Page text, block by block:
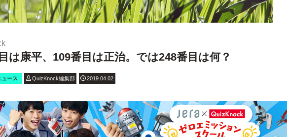
は康平、109番目は正治。では248番目は何？
ュース QuizKnock編集部 2019.04.02